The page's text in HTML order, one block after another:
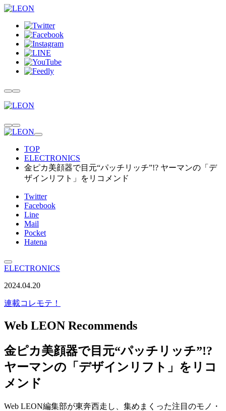
TOP
ELECTRONICS
金ピカ美顔器で目元“パッチリッチ”!? ヤーマンの「デ
ザインリフト」をリコメンド
Twitter
Facebook
Line
Mail
Pocket
Hatena
ELECTRONICS
2024.04.20
連載コレモテ！
Web LEON Recommends
金ピカ美顔器で目元“パッチリッチ”!?
ヤーマンの「デザインリフト」をリコ
メンド
Web LEON編集部が東奔西走し、集めまくった注目のモノ・